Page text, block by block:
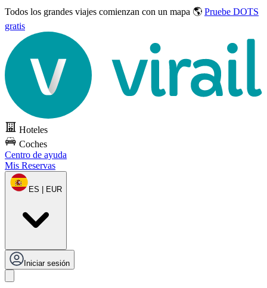
Todos los grandes viajes comienzan con un mapa 🌎 Pruebe DOTS
gratis
Hoteles
Coches
Centro de ayuda
Mis Reservas
ES | EUR
Iniciar sesión